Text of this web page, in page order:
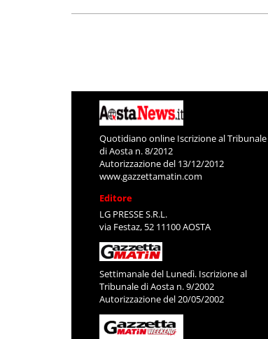
Quotidiano online Iscrizione al Tribunale
di Aosta n. 8/2012
Autorizzazione del 13/12/2012
www.gazzettamatin.com
Editore
LG PRESSE S.R.L.
via Festaz, 52 11100 AOSTA
Settimanale del Lunedì. Iscrizione al
Tribunale di Aosta n. 9/2002
Autorizzazione del 20/05/2002